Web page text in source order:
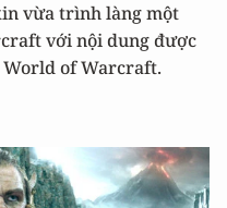
vừa trình làng một
với nội dung được
of Warcraft.